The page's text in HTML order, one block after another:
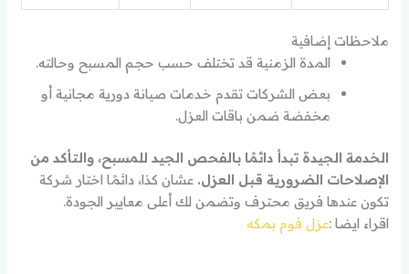
ملاحظات إضافية
المدة الزمنية قد تختلف حسب حجم المسبح وحالته.
بعض الشركات تقدم خدمات صيانة دورية مجانية أو
مخفضة ضمن باقات العزل.
الخدمة الجيدة تبدأ دائمًا بالفحص الجيد للمسبح، والتأكد من
الإصلاحات الضرورية قبل العزل. عشان كذا، دائمًا اختار شركة
تكون عندها فريق محترف وتضمن لك أعلى معايير الجودة.
اقراء ايضا :عزل فوم بمكه